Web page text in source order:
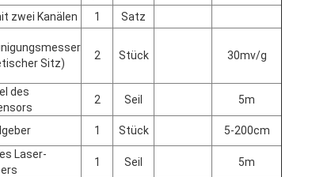
zwei Kanälen 1 Satz
Sitz)
2 Stück 30mv/g
des
2 Seil 5m
1 Stück 5-200cm
Laser-
1 Seil 5m